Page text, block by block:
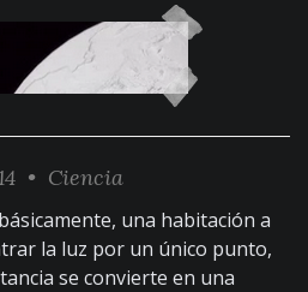
• Ciencia
una habitación a
la luz por un único punto,
se convierte en una